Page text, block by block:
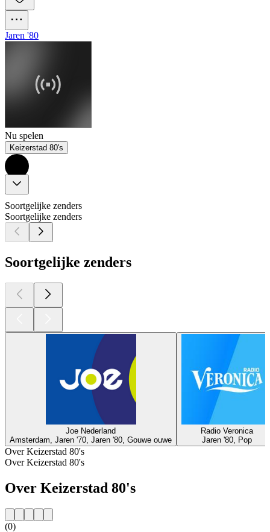
Jaren '80
Nu spelen
Keizerstad 80's
Soortgelijke zenders
Soortgelijke zenders
Soortgelijke zenders
Joe Nederland
Amsterdam, Jaren '70, Jaren '80, Gouwe ouwe
Radio Veronica
Jaren '80, Pop
Over Keizerstad 80's
Over Keizerstad 80's
Over Keizerstad 80's
(0)